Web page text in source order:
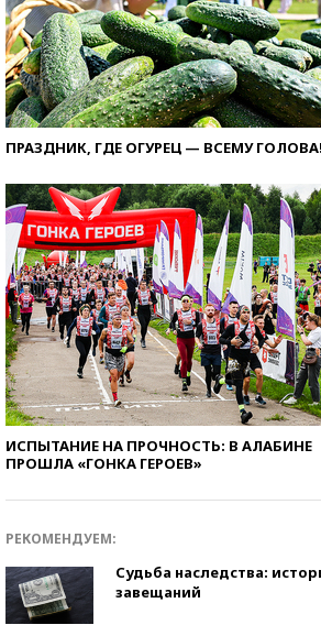
ПРАЗДНИК, ГДЕ ОГУРЕЦ — ВСЕМУ ГОЛОВА!
ИСПЫТАНИЕ НА ПРОЧНОСТЬ: В АЛАБИНЕ
ПРОШЛА «ГОНКА ГЕРОЕВ»
РЕКОМЕНДУЕМ:
Судьба наследства:
завещаний